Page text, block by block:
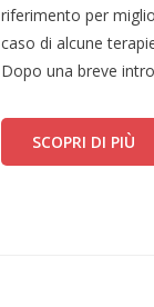
riferimento per
caso di alcune
Dopo una breve
SCOPRI DI PIÙ